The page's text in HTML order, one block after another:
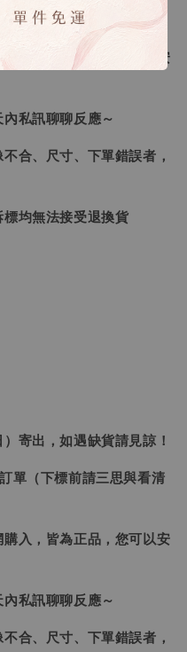
入，皆為正品，您可以安
私訊聊聊反應～
合、尺寸、下單錯誤者，
均無法接受退換貨
寄出，如遇缺貨請見諒！
單（下標前請三思與看清
入，皆為正品，您可以安
私訊聊聊反應～
合、尺寸、下單錯誤者，